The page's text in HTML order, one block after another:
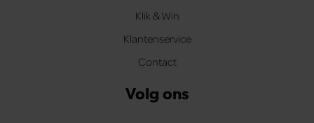
Klik & Win
Klantenservice
Contact
Volg ons